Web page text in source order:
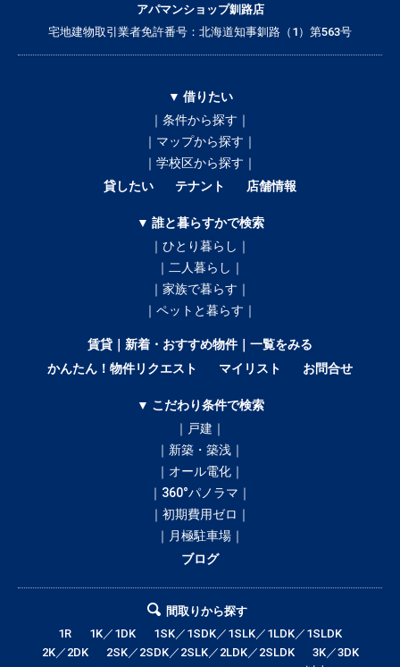
アパマンショップ釧路店
宅地建物取引業者免許番号：北海道知事釧路（1）第563号
▼ 借りたい
｜条件から探す｜
｜マップから探す｜
｜学校区から探す｜
貸したい
テナント 店舗情報
▼ 誰と暮らすかで検索
｜ひとり暮らし｜
｜二人暮らし｜
｜家族で暮らす｜
｜ペットと暮らす｜
賃貸｜新着・おすすめ物件｜一覧をみる
かんたん！物件リクエスト
マイリスト お問合せ
▼ こだわり条件で検索
｜戸建｜
｜新築・築浅｜
｜オール電化｜
｜360°パノラマ｜
｜初期費用ゼロ｜
｜月極駐車場｜
ブログ
間取りから探す
1R
1K／1DK
1SK／1SDK／1SLK／1LDK／1SLDK
2K／2DK
2SK／2SDK／2SLK／2LDK／2SLDK
3K／3DK